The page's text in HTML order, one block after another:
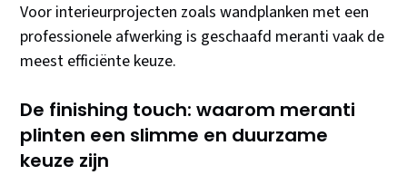
Voor interieurprojecten zoals wandplanken met een
professionele afwerking is geschaafd meranti vaak de
meest efficiënte keuze.
De finishing touch: waarom meranti
plinten een slimme en duurzame
keuze zijn